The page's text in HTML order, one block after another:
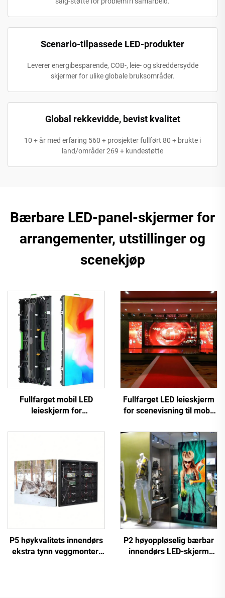
Scenario-tilpassede LED-produkter
Leverer energibesparende, COB-, leie- og skreddersydde
skjermer for ulike globale bruksområder.
Global rekkevidde, bevist kvalitet
10 + år med erfaring 560 + prosjekter fullført 80 + brukte i
land/områder 269 + kundestøtte
Bærbare LED-panel-skjermer for
arrangementer, utstillinger og
scenekjøp
Fullfarget mobil LED
leieskjerm for
og visuelle effekter
Fullfarget LED leieskjerm
for scenevisning til mobil
P5 høykvalitets innendørs
ekstra tynn veggmontert
P2 høyoppløselig bærbar
innendørs LED-skjerm